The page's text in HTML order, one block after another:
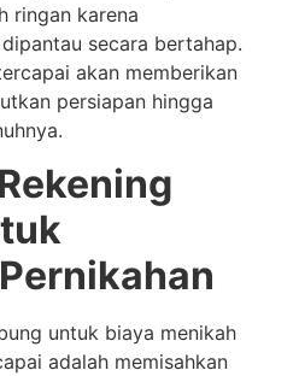
ringan karena
secara bertahap.
akan memberikan
persiapan hingga
untuk biaya menikah
adalah memisahkan